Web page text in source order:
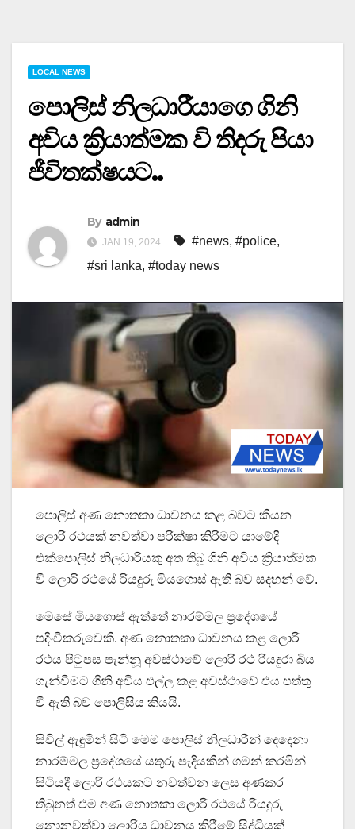
LOCAL NEWS
පොලිස් නිලධාරීයාගෙ ගිනි
අවිය ක්‍රියාත්මක වි තිදරු පියා
ජීවිතක්ෂයට..
By admin
JAN 19, 2024 #news, #police,
#sri lanka, #today news
පොලිස් අණ නොතකා ධාවනය කළ බවට කියන
ලොරි රථයක් නවත්වා පරීක්ෂා කිරීමට යාමේදී
එක්පොලිස් නිලධාරියකු අත තිබූ ගිනි අවිය ක්‍රියාත්මක
වී ලොරි රථයේ රියදුරු මියගොස් ඇති බව සදහන් වේ.
මෙසේ මියගොස් ඇත්තේ නාරම්මල ප්‍රදේශයේ
පදිංචිකරුවෙකි. අණ නොතකා ධාවනය කළ ලොරි
රථය පිටුපස පැන්නූ අවස්ථාවේ ලොරි රථ රියදුරා බිය
ගැන්වීමට ගිනි අවිය එල්ල කළ අවස්ථාවේ එය පත්තු
වී ඇති බව පොලිසිය කියයි.
සිවිල් ඇඳුමින් සිටි මෙම පොලිස් නිලධාරීන් දෙදෙනා
නාරම්මල ප්‍රදේශයේ යතුරු පැදියකින් ගමන් කරමින්
සිටියදී ලොරි රථයකට නවත්වන ලෙස අණකර
තිබුනත් එම අණ නොතකා ලොරි රථයේ රියදුරු
නොනවත්වා ලොරිය ධාවනය කිරීමේ සිද්ධියක්